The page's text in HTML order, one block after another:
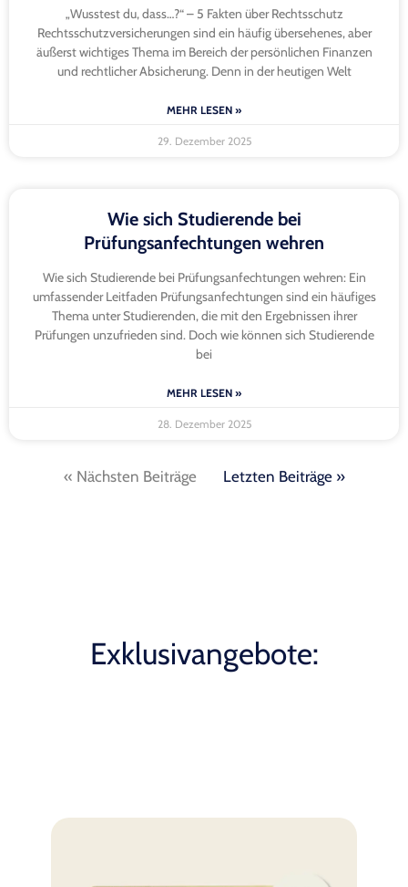
„Wusstest du, dass…?“ – 5 Fakten über Rechtsschutz
Rechtsschutzversicherungen sind ein häufig übersehenes, aber
äußerst wichtiges Thema im Bereich der persönlichen Finanzen
und rechtlicher Absicherung. Denn in der heutigen Welt
MEHR LESEN »
29. Dezember 2025
Wie sich Studierende bei
Prüfungsanfechtungen wehren
Wie sich Studierende bei Prüfungsanfechtungen wehren: Ein
umfassender Leitfaden Prüfungsanfechtungen sind ein häufiges
Thema unter Studierenden, die mit den Ergebnissen ihrer
Prüfungen unzufrieden sind. Doch wie können sich Studierende
bei
MEHR LESEN »
28. Dezember 2025
« Nächsten Beiträge Letzten Beiträge »
Exklusivangebote: